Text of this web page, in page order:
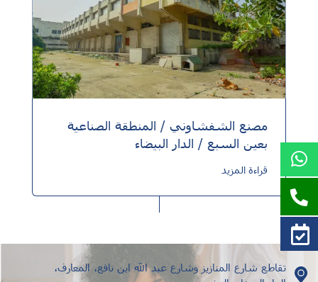
مصنع الشفشاوني / المنطقة الصناعية
بعين السبع / الدار البيضاء
قراءة المزيد
تقاطع شارع المنازيز وشارع عبد الله ابن نافع، المعارف،